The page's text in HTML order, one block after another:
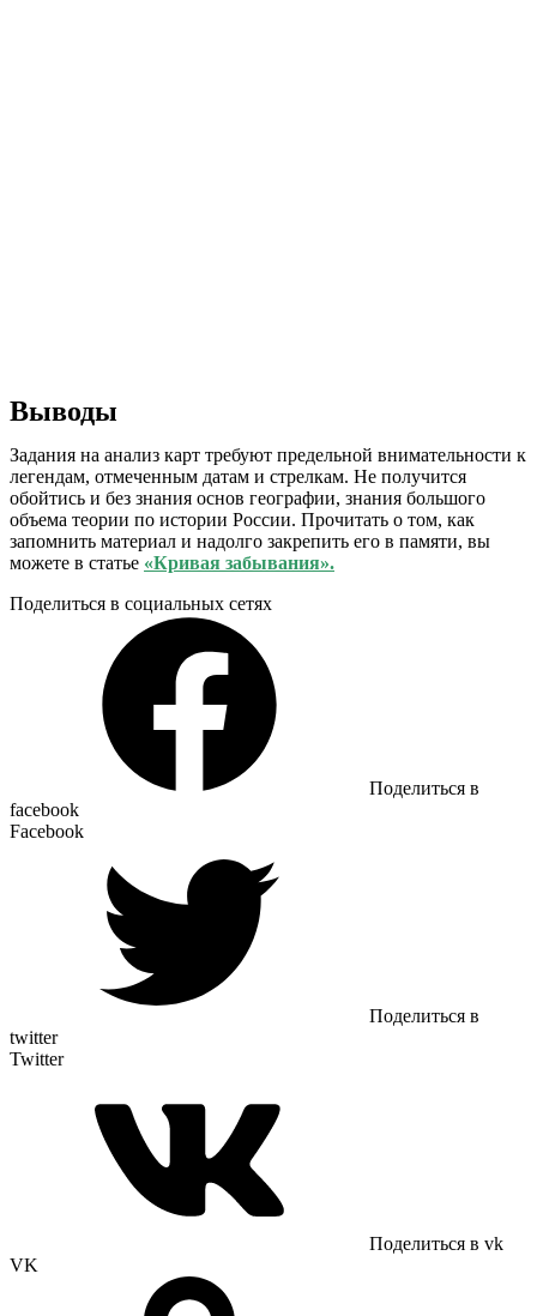
Выводы
Задания на анализ карт требуют предельной внимательности к
легендам, отмеченным датам и стрелкам. Не получится
обойтись и без знания основ географии, знания большого
объема теории по истории России. Прочитать о том, как
запомнить материал и надолго закрепить его в памяти, вы
можете в статье «Кривая забывания».
Поделиться в социальных сетях
Поделиться в
facebook
Facebook
Поделиться в
twitter
Twitter
Поделиться в vk
VK